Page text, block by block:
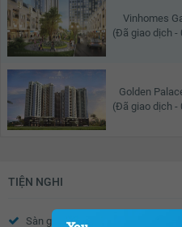
Vinhomes
(Đã giao dịch -
Golden
(Đã giao dịch -
TIỆN NGHI
Sàn gỗ